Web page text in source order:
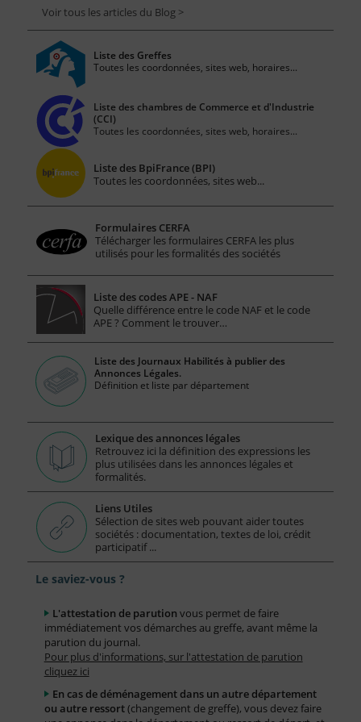
Voir tous les articles du Blog >
Liste des Greffes
Toutes les coordonnées, sites web, horaires...
Liste des chambres de Commerce et d'Industrie
(CCI)
Toutes les coordonnées, sites web, horaires...
Liste des BpiFrance (BPI)
Toutes les coordonnées, sites web...
Formulaires CERFA
Télécharger les formulaires CERFA les plus
utilisés pour les formalités des sociétés
Liste des codes APE - NAF
Quelle différence entre le code NAF et le code
APE ? Comment le trouver…
Liste des Journaux Habilités à publier des
Annonces Légales.
Définition et liste par département
Lexique des annonces légales
Retrouvez ici la définition des expressions les
plus utilisées dans les annonces légales et
formalités.
Liens Utiles
Sélection de sites web pouvant aider toutes
sociétés : documentation, textes de loi, crédit
participatif ...
Le saviez-vous ?
L'attestation de parution vous permet de faire
immédiatement vos démarches au greffe, avant même la
parution du journal.
Pour plus d'informations, sur l'attestation de parution
cliquez ici
En cas de déménagement dans un autre département
ou autre ressort(changement de greffe), vous devez faire